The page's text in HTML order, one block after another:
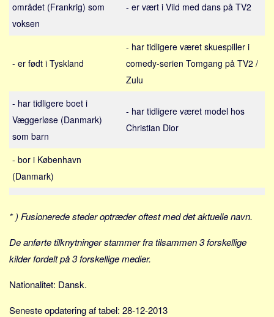
Norge
Thailand
Grækenland
Alle
Nøgleord
Bolig
Virksomhed
Pension og opsparing
Forbrug
Social sikring og sundhed
Transport
området (Frankrig) som
voksen
- er vært i Vild med dans på TV2
- er født i Tyskland
- har tidligere været skuespiller i
comedy-serien Tomgang på TV2 /
Zulu
- har tidligere boet i
Væggerløse (Danmark)
som barn
- har tidligere været model hos
Christian Dior
- bor i København
(Danmark)
* ) Fusionerede steder optræder oftest med det aktuelle navn.
De anførte tilknytninger stammer fra tilsammen 3 forskellige
kilder fordelt på 3 forskellige medier.
Nationalitet: Dansk.
Seneste opdatering af tabel: 28-12-2013